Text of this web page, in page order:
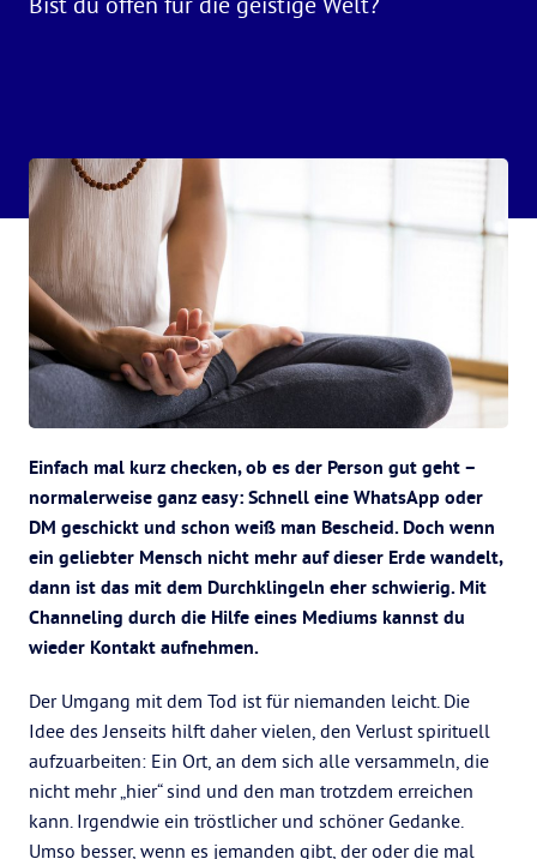
Einfach mal kurz checken, ob es der Person gut geht –
normalerweise ganz easy: Schnell eine WhatsApp oder
DM geschickt und schon weiß man Bescheid. Doch wenn
ein geliebter Mensch nicht mehr auf dieser Erde wandelt,
dann ist das mit dem Durchklingeln eher schwierig. Mit
Channeling durch die Hilfe eines Mediums kannst du
wieder Kontakt aufnehmen.
Der Umgang mit dem Tod ist für niemanden leicht. Die
Idee des Jenseits hilft daher vielen, den Verlust spirituell
aufzuarbeiten: Ein Ort, an dem sich alle versammeln, die
nicht mehr „hier“ sind und den man trotzdem erreichen
kann. Irgendwie ein tröstlicher und schöner Gedanke.
Umso besser, wenn es jemanden gibt, der oder die mal